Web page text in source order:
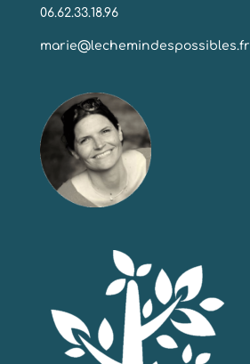
06.62.33.18.96
marie@lechemindespossibles.fr